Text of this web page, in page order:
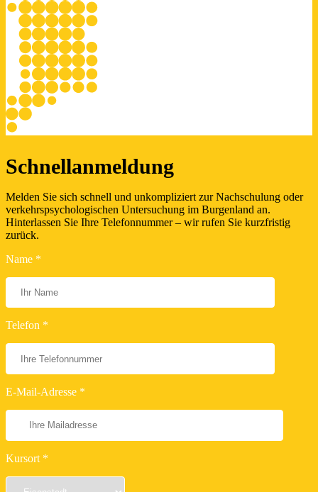
Schnellanmeldung
Melden Sie sich schnell und unkompliziert zur Nachschulung oder
verkehrspsychologischen Untersuchung im Burgenland an.
Hinterlassen Sie Ihre Telefonnummer – wir rufen Sie kurzfristig
zurück.
Name *
Telefon *
E-Mail-Adresse *
Kursort *